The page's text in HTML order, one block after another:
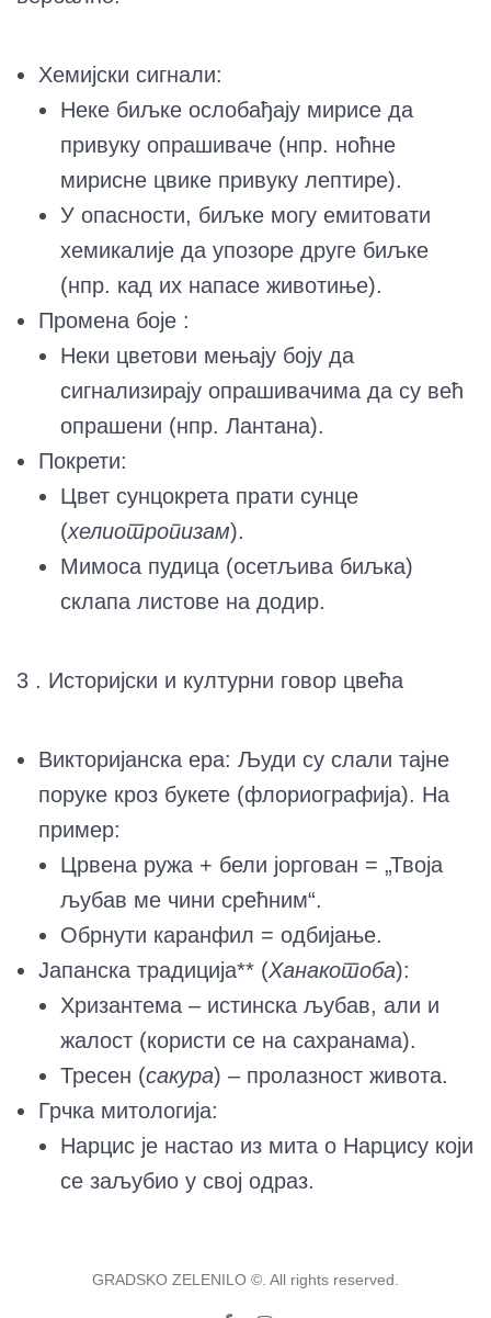
Хемијски сигнали:
Неке биљке ослобађају мирисе да
привуку опрашиваче (нпр. ноћне
мирисне цвике привуку лептире).
У опасности, биљке могу емитовати
хемикалије да упозоре друге биљке
(нпр. кад их напасе животиње).
Промена боје :
Неки цветови мењају боју да
сигнализирају опрашивачима да су већ
опрашени (нпр. Лантана).
Покрети:
Цвет сунцокрета прати сунце
(хелиотропизам).
Мимоса пудица (осетљива биљка)
склапа листове на додир.
3 . Историјски и културни говор цвећа
Викторијанска ера: Људи су слали тајне
поруке кроз букете (флориографија). На
пример:
Црвена ружа + бели јоргован = „Твоја
љубав ме чини срећним“.
Обрнути каранфил = одбијање.
Јапанска традиција** (Ханакотоба):
Хризантема – истинска љубав, али и
жалост (користи се на сахранама).
Тресен (сакура) – пролазност живота.
Грчка митологија:
Нарцис је настао из мита о Нарцису који
се заљубио у свој одраз.
GRADSKO ZELENILO ©. All rights reserved.